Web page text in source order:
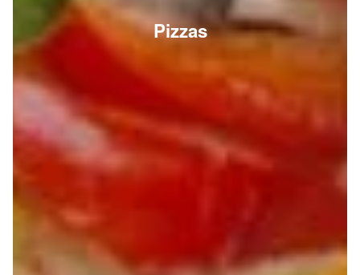
Pizzas